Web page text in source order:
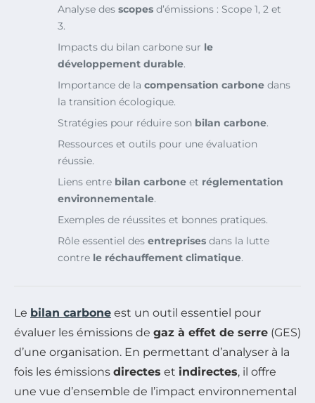
Analyse des scopes d’émissions : Scope 1, 2 et
3.
Impacts du bilan carbone sur le
développement durable.
Importance de la compensation carbone dans
la transition écologique.
Stratégies pour réduire son bilan carbone.
Ressources et outils pour une évaluation
réussie.
Liens entre bilan carbone et réglementation
environnementale.
Exemples de réussites et bonnes pratiques.
Rôle essentiel des entreprises dans la lutte
contre le réchauffement climatique.
Le bilan carbone est un outil essentiel pour
évaluer les émissions de gaz à effet de serre (GES)
d’une organisation. En permettant d’analyser à la
fois les émissions directes et indirectes, il offre
une vue d’ensemble de l’impact environnemental